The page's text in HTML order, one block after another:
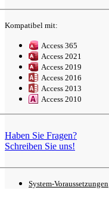
Kompatibel mit:
Access 365
Access 2021
Access 2019
Access 2016
Access 2013
Access 2010
Haben Sie Fragen?
Schreiben Sie uns!
System-Voraussetzungen